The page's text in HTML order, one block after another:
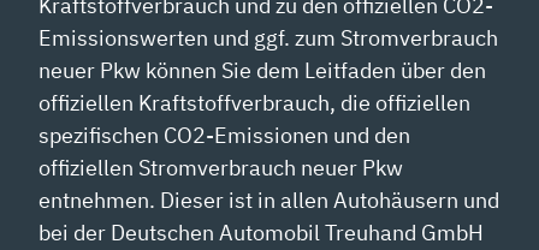
Kraftstoffverbrauch und zu den offiziellen CO2-
Emissionswerten und ggf. zum Stromverbrauch
neuer Pkw können Sie dem Leitfaden über den
offiziellen Kraftstoffverbrauch, die offiziellen
spezifischen CO2-Emissionen und den
offiziellen Stromverbrauch neuer Pkw
entnehmen. Dieser ist in allen Autohäusern und
bei der Deutschen Automobil Treuhand GmbH